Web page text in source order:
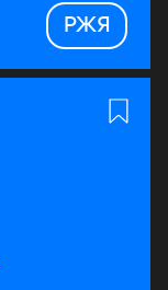
РЖЯ